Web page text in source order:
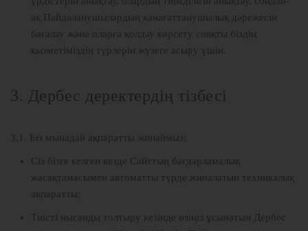
ақ Пайдаланушылардың қанағаттанушылық дәрежесін
бағалау және оларға қолдау көрсету сияқты біздің
қызметіміздің түрлерін жүзеге асыру үшін.
3. Дербес деректердің тізбесі
3.1. Біз мынадай ақпаратты жинаймыз:
Сіз бізге келген кезде Сайттың бағдарламалық
жасақтамасымен автоматты түрде жиналатын техникалық
ақпаратты;
Тиісті нысанды толтыру кезінде өзіңіз ұсынатын Дербес